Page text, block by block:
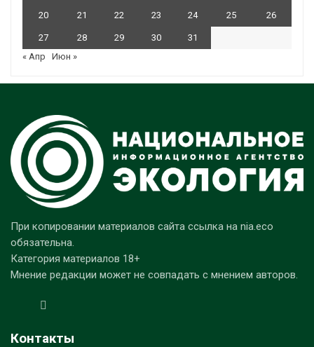
20 21 22 23 24 25 26
27 28 29 30
31
« Апр
Июн »
При копировании материалов сайта ссылка на nia.eco
обязательна.
Категория материалов 18+
Мнение редакции может не совпадать с мнением авторов.
Контакты